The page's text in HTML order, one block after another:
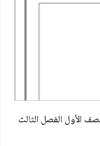
الأول الفصل الثالث